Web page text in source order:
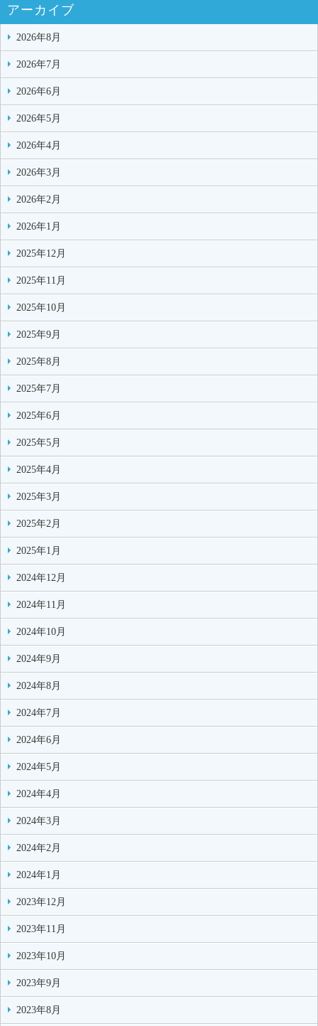
アーカイブ
2026年8月
2026年7月
2026年6月
2026年5月
2026年4月
2026年3月
2026年2月
2026年1月
2025年12月
2025年11月
2025年10月
2025年9月
2025年8月
2025年7月
2025年6月
2025年5月
2025年4月
2025年3月
2025年2月
2025年1月
2024年12月
2024年11月
2024年10月
2024年9月
2024年8月
2024年7月
2024年6月
2024年5月
2024年4月
2024年3月
2024年2月
2024年1月
2023年12月
2023年11月
2023年10月
2023年9月
2023年8月